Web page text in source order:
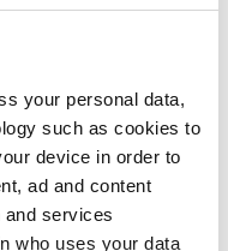
your personal data,
such as cookies to
device in order to
ad and content
and services
who uses your data